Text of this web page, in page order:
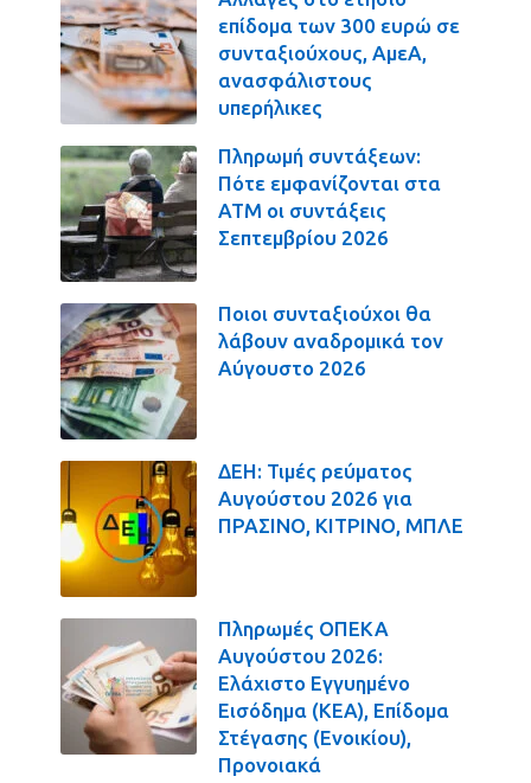
επίδομα των 300 ευρώ σε
συνταξιούχους, ΑμεΑ,
ανασφάλιστους
υπερήλικες
Πληρωμή συντάξεων:
Πότε εμφανίζονται στα
ΑΤΜ οι συντάξεις
Σεπτεμβρίου 2026
Ποιοι συνταξιούχοι θα
λάβουν αναδρομικά τον
Αύγουστο 2026
ΔΕΗ: Τιμές ρεύματος
Αυγούστου 2026 για
ΠΡΑΣΙΝΟ, ΚΙΤΡΙΝΟ, ΜΠΛΕ
Πληρωμές ΟΠΕΚΑ
Αυγούστου 2026:
Ελάχιστο Εγγυημένο
Εισόδημα (ΚΕΑ), Επίδομα
Στέγασης (Ενοικίου),
Προνοιακά